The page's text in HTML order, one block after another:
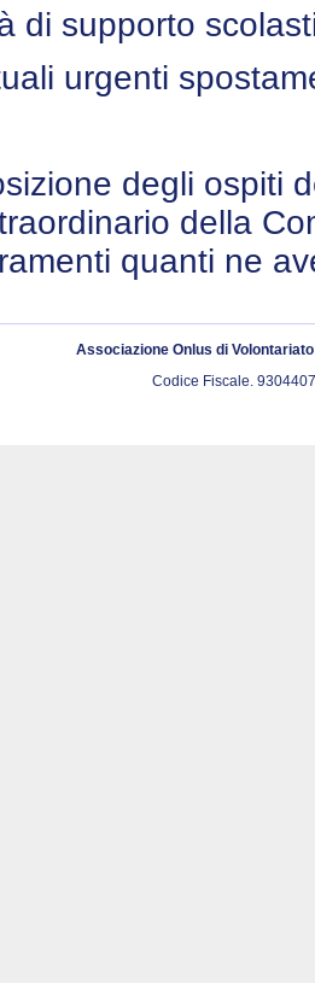
di supporto
urgenti
degli ospiti
della
quanti ne
Associazione Onlus di
Codice Fiscale.